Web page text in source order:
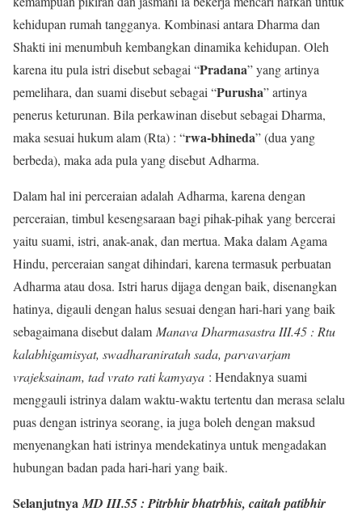
kehidupan rumah tangganya. Kombinasi antara Dharma dan
Shakti ini menumbuh kembangkan dinamika kehidupan. Oleh
karena itu pula istri disebut sebagai “Pradana” yang artinya
pemelihara, dan suami disebut sebagai “Purusha” artinya
penerus keturunan. Bila perkawinan disebut sebagai Dharma,
maka sesuai hukum alam (Rta) : “rwa-bhineda” (dua yang
berbeda), maka ada pula yang disebut Adharma.
Dalam hal ini perceraian adalah Adharma, karena dengan
perceraian, timbul kesengsaraan bagi pihak-pihak yang bercerai
yaitu suami, istri, anak-anak, dan mertua. Maka dalam Agama
Hindu, perceraian sangat dihindari, karena termasuk perbuatan
Adharma atau dosa. Istri harus dijaga dengan baik, disenangkan
hatinya, digauli dengan halus sesuai dengan hari-hari yang baik
sebagaimana disebut dalam Manava Dharmasastra III.45 : Rtu
kalabhigamisyat, swadharaniratah sada, parvavarjam
vrajeksainam, tad vrato rati kamyaya : Hendaknya suami
menggauli istrinya dalam waktu-waktu tertentu dan merasa selalu
puas dengan istrinya seorang, ia juga boleh dengan maksud
menyenangkan hati istrinya mendekatinya untuk mengadakan
hubungan badan pada hari-hari yang baik.
SelanjutnyaMD III.55 : Pitrbhir bhatrbhis, caitah patibhir